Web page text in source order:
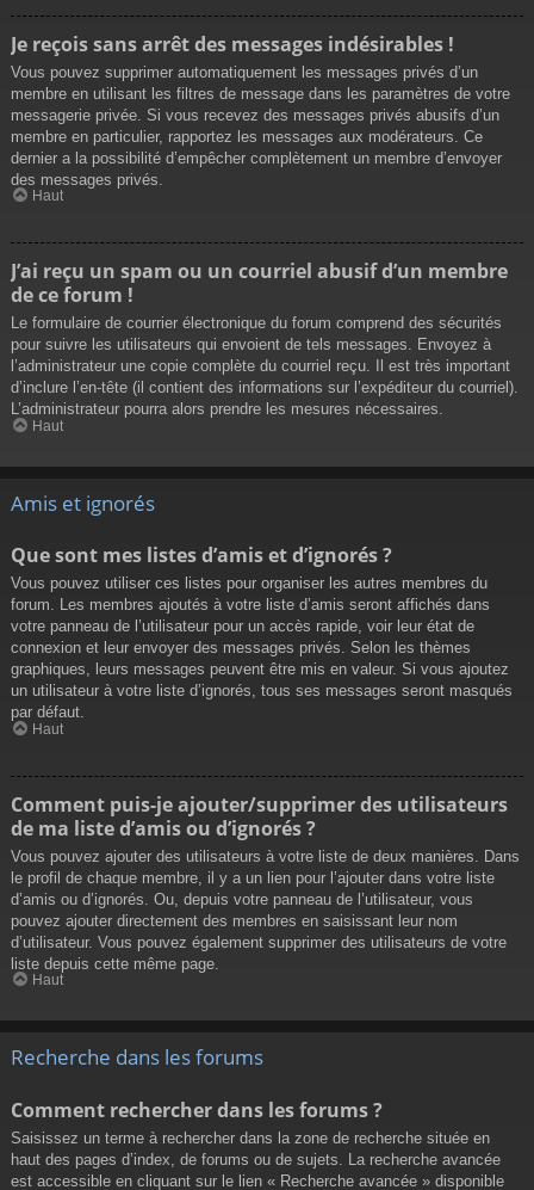
Je reçois sans arrêt des messages indésirables !
Vous pouvez supprimer automatiquement les messages privés d’un
membre en utilisant les filtres de message dans les paramètres de votre
messagerie privée. Si vous recevez des messages privés abusifs d’un
membre en particulier, rapportez les messages aux modérateurs. Ce
dernier a la possibilité d’empêcher complètement un membre d’envoyer
des messages privés.
Haut
J’ai reçu un spam ou un courriel abusif d’un membre
de ce forum !
Le formulaire de courrier électronique du forum comprend des sécurités
pour suivre les utilisateurs qui envoient de tels messages. Envoyez à
l’administrateur une copie complète du courriel reçu. Il est très important
d’inclure l’en-tête (il contient des informations sur l’expéditeur du courriel).
L’administrateur pourra alors prendre les mesures nécessaires.
Haut
Amis et ignorés
Que sont mes listes d’amis et d’ignorés ?
Vous pouvez utiliser ces listes pour organiser les autres membres du
forum. Les membres ajoutés à votre liste d’amis seront affichés dans
votre panneau de l’utilisateur pour un accès rapide, voir leur état de
connexion et leur envoyer des messages privés. Selon les thèmes
graphiques, leurs messages peuvent être mis en valeur. Si vous ajoutez
un utilisateur à votre liste d’ignorés, tous ses messages seront masqués
par défaut.
Haut
Comment puis-je ajouter/supprimer des utilisateurs
de ma liste d’amis ou d’ignorés ?
Vous pouvez ajouter des utilisateurs à votre liste de deux manières. Dans
le profil de chaque membre, il y a un lien pour l’ajouter dans votre liste
d’amis ou d’ignorés. Ou, depuis votre panneau de l’utilisateur, vous
pouvez ajouter directement des membres en saisissant leur nom
d’utilisateur. Vous pouvez également supprimer des utilisateurs de votre
liste depuis cette même page.
Haut
Recherche dans les forums
Comment rechercher dans les forums ?
Saisissez un terme à rechercher dans la zone de recherche située en
haut des pages d’index, de forums ou de sujets. La recherche avancée
est accessible en cliquant sur le lien « Recherche avancée » disponible